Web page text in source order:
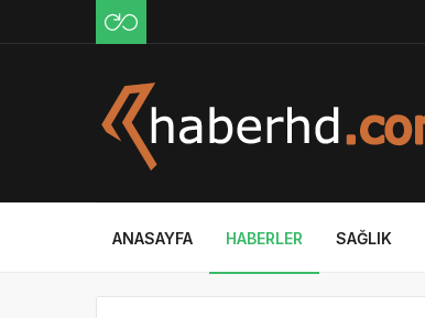
ANASAYFA HABERLER SAĞLIK